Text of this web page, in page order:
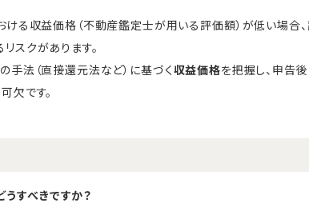
る収益価格（不動産鑑定士が用いる評価額）が低い場合
スクがあります。
法（直接還元法など）に基づく収益価格を把握し、申告
欠です。
すべきですか？